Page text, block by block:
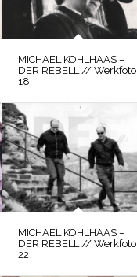
MICHAEL KOHLHAAS –
DER REBELL // Werkfoto
18
MICHAEL KOHLHAAS –
DER REBELL // Werkfoto
22